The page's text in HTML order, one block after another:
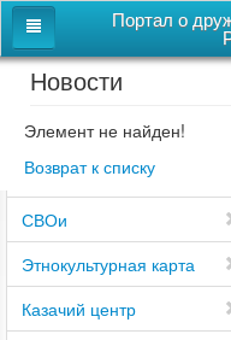
Портал о
Главная
Дом дружбы народов
Новости
СВОи
Этнокультурная карта
Казачий центр
Новости
Элемент не найден!
Возврат к списку